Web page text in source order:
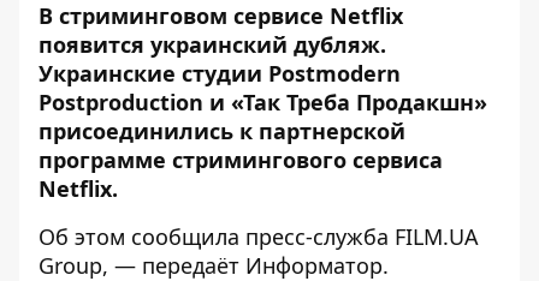
В стриминговом сервисе Netflix
появится украинский дубляж.
Украинские студии Postmodern
Postproduction и «Так Треба Продакшн»
присоединились к партнерской
программе стримингового сервиса
Netflix.
Об этом сообщила пресс-служба FILM.UA
Group, — передаёт Информатор.